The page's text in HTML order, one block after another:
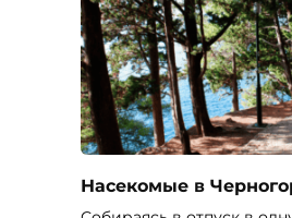
Насекомые в